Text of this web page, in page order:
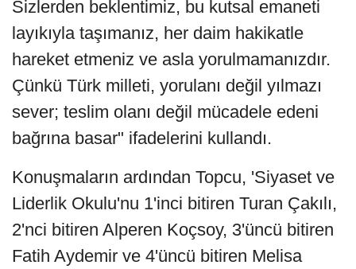
Sizlerden beklentimiz, bu kutsal emaneti
layıkıyla taşımanız, her daim hakikatle
hareket etmeniz ve asla yorulmamanızdır.
Çünkü Türk milleti, yorulanı değil yılmazı
sever; teslim olanı değil mücadele edeni
bağrına basar" ifadelerini kullandı.
Konuşmaların ardından Topcu, 'Siyaset ve
Liderlik Okulu'nu 1'inci bitiren Turan Çakılı,
2'nci bitiren Alperen Koçsoy, 3'üncü bitiren
Fatih Aydemir ve 4'üncü bitiren Melisa